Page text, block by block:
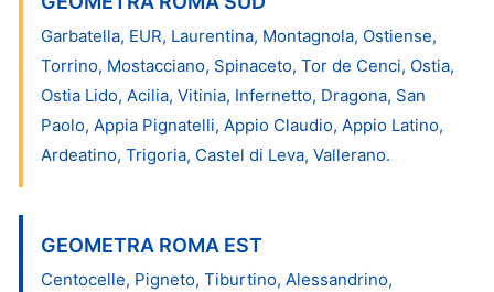
Garbatella, EUR, Laurentina, Montagnola, Ostiense,
Torrino, Mostacciano, Spinaceto, Tor de Cenci, Ostia,
Ostia Lido, Acilia, Vitinia, Infernetto, Dragona, San
Paolo, Appia Pignatelli, Appio Claudio, Appio Latino,
Ardeatino, Trigoria, Castel di Leva, Vallerano.
GEOMETRA ROMA EST
Centocelle, Pigneto, Tiburtino, Alessandrino,